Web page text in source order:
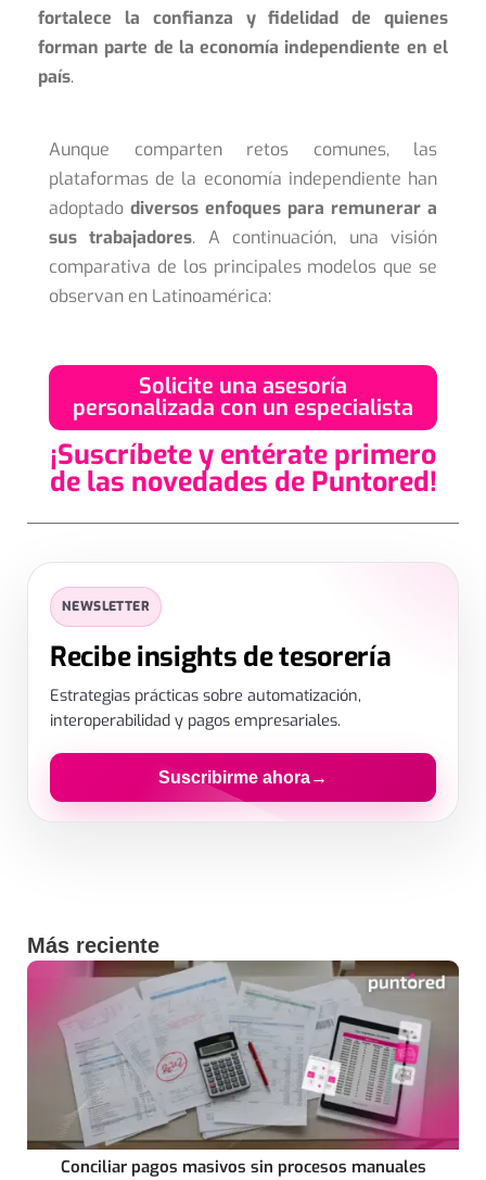
fortalece la confianza y fidelidad de quienes
forman parte de la economía independiente en el
país.
Aunque comparten retos comunes, las
plataformas de la economía independiente han
adoptado diversos enfoques para remunerar a
sus trabajadores. A continuación, una visión
comparativa de los principales modelos que se
observan en Latinoamérica:
Solicite una asesoría
personalizada con un especialista
¡Suscríbete y entérate primero
de las novedades de Puntored!
NEWSLETTER
Recibe insights de tesorería
Estrategias prácticas sobre automatización,
interoperabilidad y pagos empresariales.
Suscribirme ahora→
✕
Más reciente
Conciliar pagos masivos sin procesos manuales